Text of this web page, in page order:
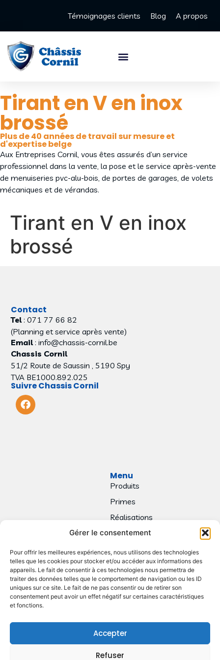
Gérer le consentement
Pour offrir les meilleures expériences, nous utilisons des technologies
telles que les cookies pour stocker et/ou accéder aux informations des
appareils. Le fait de consentir à ces technologies nous permettra de
traiter des données telles que le comportement de navigation ou les ID
uniques sur ce site. Le fait de ne pas consentir ou de retirer son
consentement peut avoir un effet négatif sur certaines caractéristiques
et fonctions.
Accepter
Refuser
Témoignages clients Blog A propos
Tirant en V en inox
brossé
Plus de 40 années de travail sur mesure et
d'expertise belge
Aux Entreprises Cornil, vous êtes assurés d’un service
professionnel dans la vente, la pose et le service après-vente
de menuiseries pvc-alu-bois, de portes de garages, de volets
mécaniques et de vérandas.
Tirant en V en inox
brossé
Menu
Produits
Primes
Réalisations
Contact
Contact
Tel: 071 77 66 82
(Planning et service après vente)
Email: info@chassis-cornil.be
Chassis Cornil
51/2 Route de Saussin , 5190 Spy
TVA BE1000.892.025
Suivre Chassis Cornil